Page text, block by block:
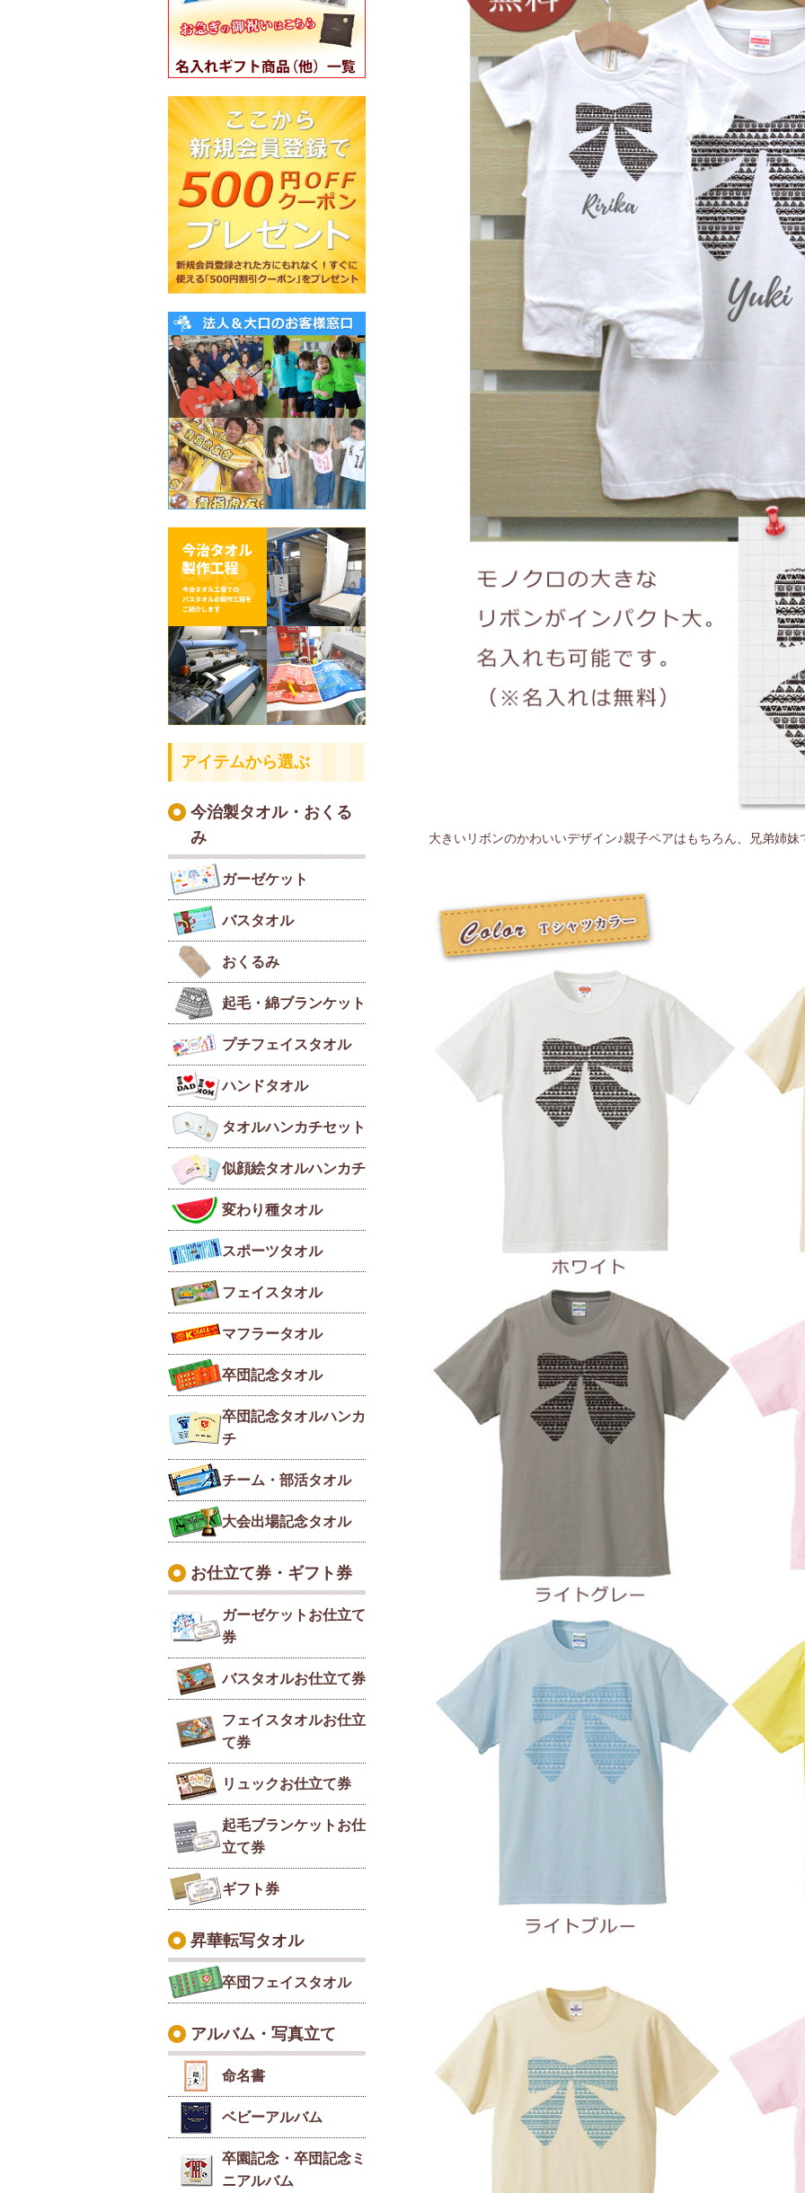
大きいリボンのかわいいデザイン♪親子ペアはもちろん、兄弟姉
アイテムから選ぶ
今治製タオル・おくる
み
ガーゼケット
バスタオル
おくるみ
起毛・綿ブランケット
プチフェイスタオル
ハンドタオル
タオルハンカチセット
似顔絵タオルハンカチ
変わり種タオル
スポーツタオル
フェイスタオル
マフラータオル
卒団記念タオル
卒団記念タオルハンカ
チ
チーム・部活タオル
大会出場記念タオル
お仕立て券・ギフト券
ガーゼケットお仕立て
券
バスタオルお仕立て券
フェイスタオルお仕立
て券
リュックお仕立て券
起毛ブランケットお仕
立て券
ギフト券
昇華転写タオル
卒団フェイスタオル
アルバム・写真立て
命名書
ベビーアルバム
卒園記念・卒団記念ミ
ニアルバム